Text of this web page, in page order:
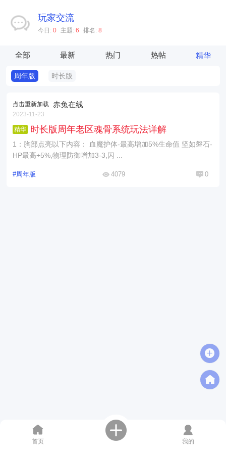
玩家交流
今日: 0 主题: 6 排名: 8
全部 最新 热门 热帖 精华
周年版 时长版
点击重新加载 赤兔在线
2023-11-23
精华 时长版周年老区魂骨系统玩法详解
1：胸部点亮以下内容： 血魔护体-最高增加5%生命值 坚如磐石-
HP最高+5%,物理防御增加3-3,闪 ...
#周年版 4079 0
首页 我的